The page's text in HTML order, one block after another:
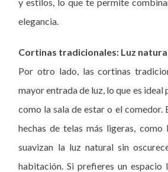
elegancia.
Cortinas tradicionales: Luz
Por otro lado, las cortinas
mayor entrada de luz, lo que es ideal
como la sala de estar o el comedor.
hechas de telas más ligeras, como
suavizan la luz natural sin
habitación. Si prefieres un espacio